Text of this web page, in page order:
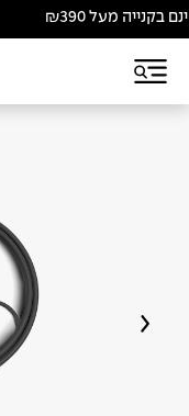
מעל ₪390